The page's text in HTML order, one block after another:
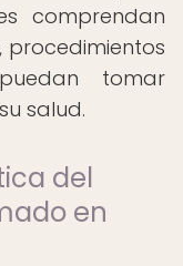
comprendan
tomar
salud.
del
en